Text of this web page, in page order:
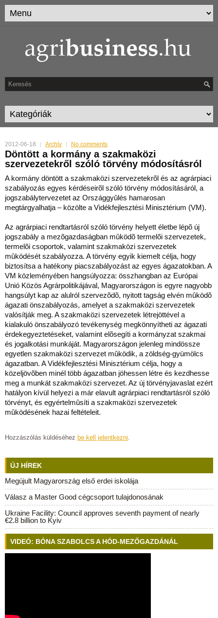
2012-06-18 Archív No comments
Döntött a kormány a szakmaközi
szervezetekről szóló törvény módosításról
A kormány döntött a szakmaközi szervezetekrõl és az agrárpiaci
szabályozás egyes kérdéseirõl szóló törvény módosításáról, a
jogszabálytervezetet az Országgyûlés hamarosan
megtárgyalhatja – közölte a Vidékfejlesztési Minisztérium (VM).
Az agrárpiaci rendtartásról szóló törvény helyett életbe lépõ új
jogszabály a mezõgazdaságban mûködõ termelõi szervezetek,
termelõi csoportok, valamint szakmaközi szervezetek
mûködését szabályozza. A törvény egyik kiemelt célja, hogy
biztosítsa a hatékony piacszabályozást az egyes ágazatokban. A
VM közleményében hangsúlyozza: összhangban az Európai
Unió Közös Agrárpolitikájával, Magyarországon is egyre nagyobb
hangsúlyt kap az alulról szervezõdõ, nyitott tagság elvén mûködõ
ágazati önszabályozás, amelyet a szakmaközi szervezetek
valósítják meg. A szakmaközi szervezetek létrejöttével a
kialakuló önszabályozó tevékenység megkönnyítheti az ágazati
érdekegyeztetéseket, valamint elõsegíti a kormányzat szakmai
és jogalkotási munkáját. Magyarországon jelenleg mindössze
egyetlen szakmaközi szervezet mûködik, a zöldség-gyümölcs
ágazatban. A Vidékfejlesztési Minisztérium célja, hogy a
közeljövõben minél több ágazatban jöhessen létre és kezdhesse
meg a munkát szakmaközi szervezet. Az új törvényjavaslat ezért
hatályon kívül helyezi a már elavult agrárpiaci rendtartásról szóló
törvényt, és egyértelmûsíti a szakmaközi szervezetek
mûködésének hazai feltételeit.
Hozzászólás küldéséhez be kell jelentkezni.
ÚJ HÍREK
Megújult Magyarország első erdei iskolája
Válasz a Master Good cégcsoport tulajdonosának
Ukraine Facility: Council approves seventh payment of nearly
€2.8 billion to Kyiv
VIDEÓ: BÓNA SZABOLCS A HÓD-MEZŐGAZDÁNÁL